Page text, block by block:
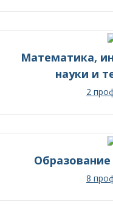
Математика,
науки и
2
8